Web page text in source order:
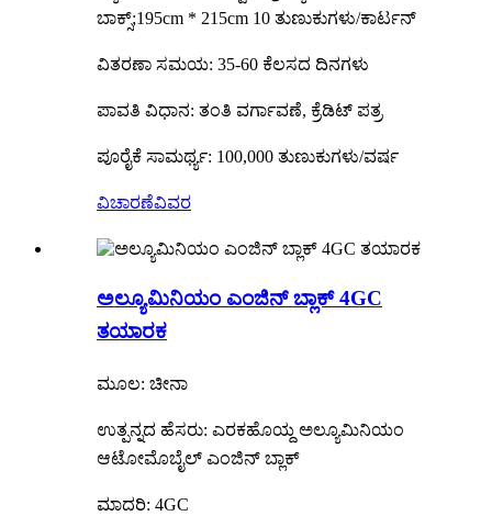
ಬಾಕ್ಸ್;195cm * 215cm 10 ತುಣುಕುಗಳು/ಕಾರ್ಟನ್
ವಿತರಣಾ ಸಮಯ: 35-60 ಕೆಲಸದ ದಿನಗಳು
ಪಾವತಿ ವಿಧಾನ: ತಂತಿ ವರ್ಗಾವಣೆ, ಕ್ರೆಡಿಟ್ ಪತ್ರ
ಪೂರೈಕೆ ಸಾಮರ್ಥ್ಯ: 100,000 ತುಣುಕುಗಳು/ವರ್ಷ
ವಿಚಾರಣೆವಿವರ
ಅಲ್ಯೂಮಿನಿಯಂ ಎಂಜಿನ್ ಬ್ಲಾಕ್ 4GC
ತಯಾರಕ
ಮೂಲ: ಚೀನಾ
ಉತ್ಪನ್ನದ ಹೆಸರು: ಎರಕಹೊಯ್ದ ಅಲ್ಯೂಮಿನಿಯಂ
ಆಟೋಮೊಬೈಲ್ ಎಂಜಿನ್ ಬ್ಲಾಕ್
ಮಾದರಿ: 4GC